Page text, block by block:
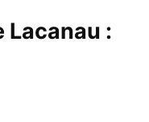
Lacanau :